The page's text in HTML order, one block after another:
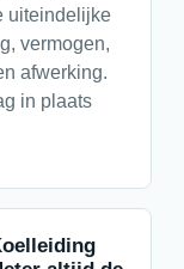
uiteindelijke
vermogen,
afwerking.
in plaats